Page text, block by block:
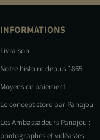
INFORMATIONS
Livraison
Notre histoire depuis 1865
Moyens de paiement
Le concept store par Panajou
Les Ambassadeurs Panajou :
photographes et vidéastes